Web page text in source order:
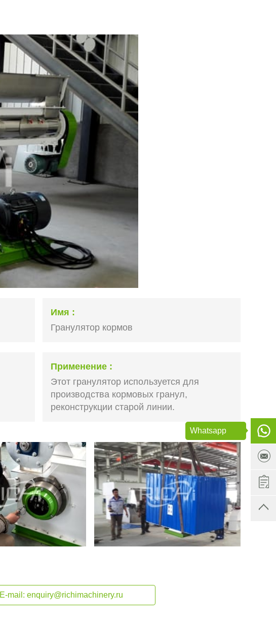
Whatsapp
Имя
Гранулятор кормов
Применение
Этот гранулятор используется для
производства кормовых гранул,
реконструкции старой линии.
E-mail: enquiry@richimachinery.ru